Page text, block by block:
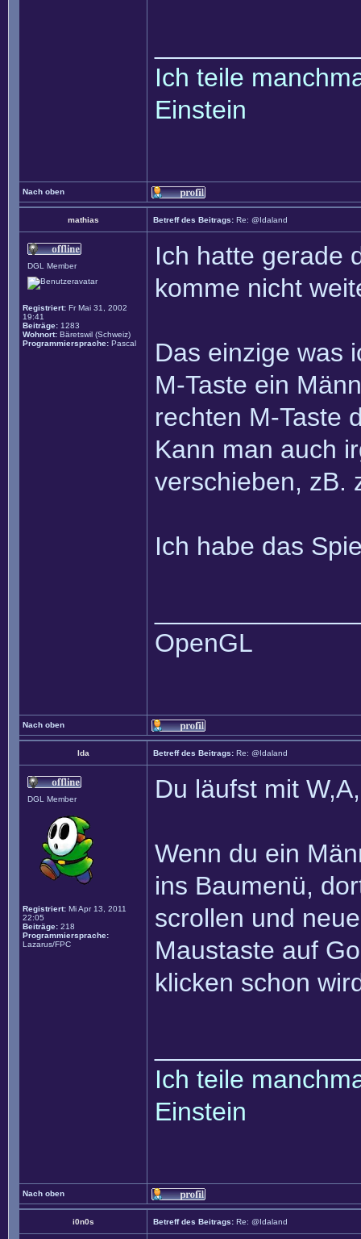
Ich teile
Einstein
Nach oben
mathias Betreff des Beitrags: Re: @Idaland
DGL Member
Registriert: Fr Mai 31, 2002
19:41
Beiträge: 1283
Wohnort: Bäretswil (Schweiz)
Programmiersprache: Pascal
Ich hatte gerade
komme nicht
Das einzige was
M-Taste ein
rechten M-Taste
Kann man auch
verschieben, zB.
Ich habe das
OpenGL
Nach oben
Ida Betreff des Beitrags: Re: @Idaland
DGL Member
Registriert: Mi Apr 13, 2011
22:05
Beiträge: 218
Programmiersprache:
Lazarus/FPC
Du läufst mit
Wenn du ein
ins Baumenü,
scrollen und
Maustaste auf
klicken schon
Ich teile
Einstein
Nach oben
i0n0s Betreff des Beitrags: Re: @Idaland